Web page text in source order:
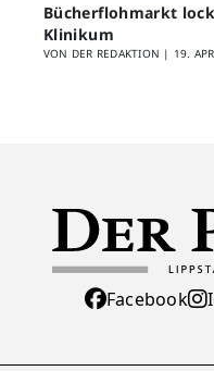
Bücherflohmarkt
Klinikum
VON DER REDAKTION | 19.
Facebook